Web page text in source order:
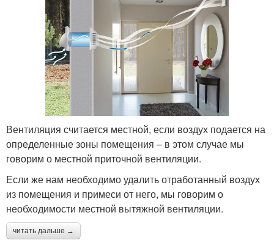
Вентиляция считается местной, если воздух подается на
определенные зоны помещения – в этом случае мы
говорим о местной приточной вентиляции.
Если же нам необходимо удалить отработанный воздух
из помещения и примеси от него, мы говорим о
необходимости местной вытяжной вентиляции.
читать дальше →